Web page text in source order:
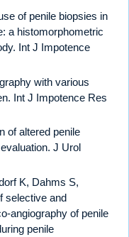
of penile biopsies in
a histomorphometric
Int J Impotence
with various
Int J Impotence Res
of altered penile
J Urol
K, Dahms S,
selective and
angiography of penile
penile